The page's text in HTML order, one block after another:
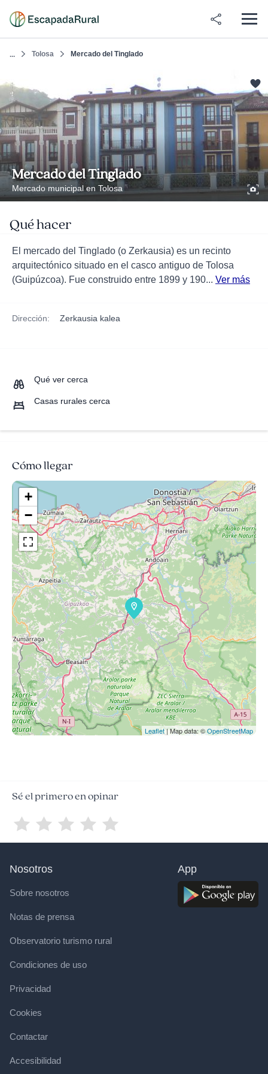
... Tolosa Mercado del Tinglado
Mercado del Tinglado
Mercado municipal en Tolosa
Qué hacer
El mercado del Tinglado (o Zerkausia) es un recinto
arquitectónico situado en el casco antiguo de Tolosa
(Guipúzcoa). Fue construido entre 1899 y 190... Ver más
Dirección: Zerkausia kalea
Qué ver cerca
Casas rurales cerca
Cómo llegar
+
−
Leaflet| Map data: ©OpenStreetMap
Sé el primero en opinar
Nosotros
Sobre nosotros
Notas de prensa
Observatorio turismo rural
Condiciones de uso
Privacidad
Cookies
Contactar
Accesibilidad
App